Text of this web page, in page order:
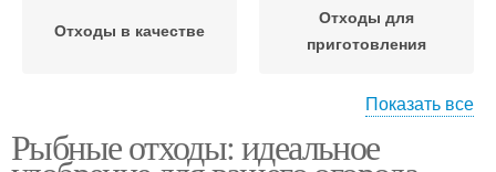
Отходы в качестве
Отходы для
приготовления
использования
Отходы по сравнению
Показать все
Рыбные отходы: идеальное